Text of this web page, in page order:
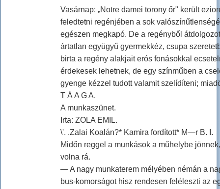
Vasárnap: „Notre damei torony őr" került
feledtetni regénjében a sok
egészen megkapó. De a regényből
ártatlan együgyű gyermekkéz, csupa
birta a regény alakjait erós fonásokkal
érdekesek lehetnek, de egy színműben a
gyenge kézzel tudott valamit szelídíteni;
T Á A G A.
A munkaszünet.
Irta: ZOLA EMIL.
\'. .Zalai Koalán?* Kamira fordított* M—r B. I.
Midőn reggel a munkások a műhelybe
volna rá.
— A nagy munkaterem mélyében némán a
bus-komorságot hisz rendesen feléleszti az